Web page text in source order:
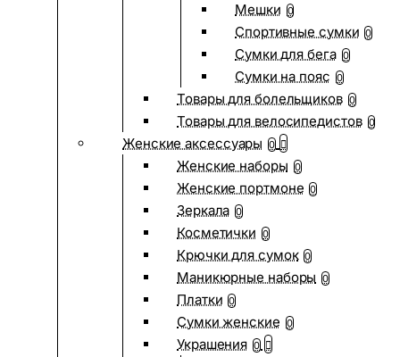
Мешки 0
Спортивные сумки 0
Сумки для бега 0
Сумки на пояс 0
Товары для болельщиков 0
Товары для велосипедистов 0
Женские аксессуары 0
Женские наборы 0
Женские портмоне 0
Зеркала 0
Косметички 0
Крючки для сумок 0
Маникюрные наборы 0
Платки 0
Сумки женские 0
Украшения 0